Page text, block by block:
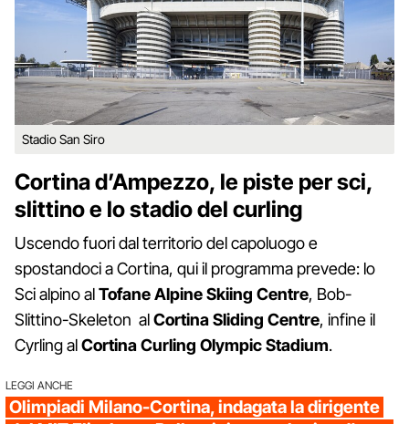
Stadio San Siro
Cortina d’Ampezzo, le piste per sci,
slittino e lo stadio del curling
Uscendo fuori dal territorio del capoluogo e
spostandoci a Cortina, qui il programma prevede: lo
Sci alpino alTofane Alpine Skiing Centre, Bob-
Slittino-Skeleton alCortina Sliding Centre, infine il
Cyrling alCortina Curling Olympic Stadium.
LEGGI ANCHE
Olimpiadi Milano-Cortina, indagata la dirigente